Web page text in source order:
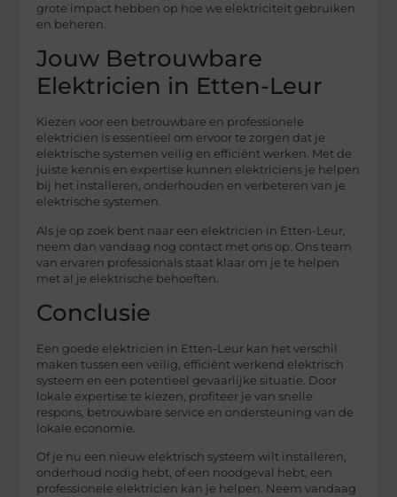
grote impact hebben op hoe we elektriciteit gebruiken
en beheren.
Jouw Betrouwbare
Elektricien in Etten-Leur
Kiezen voor een betrouwbare en professionele
elektricien is essentieel om ervoor te zorgen dat je
elektrische systemen veilig en efficiënt werken. Met de
juiste kennis en expertise kunnen elektriciens je helpen
bij het installeren, onderhouden en verbeteren van je
elektrische systemen.
Als je op zoek bent naar een elektricien in Etten-Leur,
neem dan vandaag nog contact met ons op. Ons team
van ervaren professionals staat klaar om je te helpen
met al je elektrische behoeften.
Conclusie
Een goede elektricien in Etten-Leur kan het verschil
maken tussen een veilig, efficiënt werkend elektrisch
systeem en een potentieel gevaarlijke situatie. Door
lokale expertise te kiezen, profiteer je van snelle
respons, betrouwbare service en ondersteuning van de
lokale economie.
Of je nu een nieuw elektrisch systeem wilt installeren,
onderhoud nodig hebt, of een noodgeval hebt, een
professionele elektricien kan je helpen. Neem vandaag